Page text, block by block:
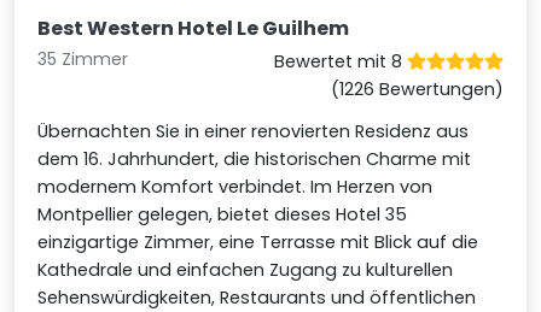
Best Western Hotel Le Guilhem
35 Zimmer
Bewertet mit 8
(1226 Bewertungen)
Übernachten Sie in einer renovierten Residenz aus
dem 16. Jahrhundert, die historischen Charme mit
modernem Komfort verbindet. Im Herzen von
Montpellier gelegen, bietet dieses Hotel 35
einzigartige Zimmer, eine Terrasse mit Blick auf die
Kathedrale und einfachen Zugang zu kulturellen
Sehenswürdigkeiten, Restaurants und öffentlichen